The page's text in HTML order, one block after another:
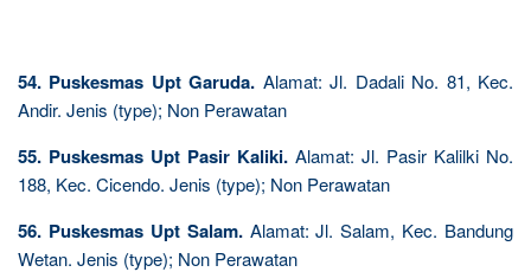
54. Puskesmas Upt Garuda. Alamat: Jl. Dadali No. 81, Kec.
Andir. Jenis (type); Non Perawatan
55. Puskesmas Upt Pasir Kaliki. Alamat: Jl. Pasir Kalilki No.
188, Kec. Cicendo. Jenis (type); Non Perawatan
56. Puskesmas Upt Salam.Alamat: Jl. Salam, Kec. Bandung
Wetan. Jenis (type); Non Perawatan